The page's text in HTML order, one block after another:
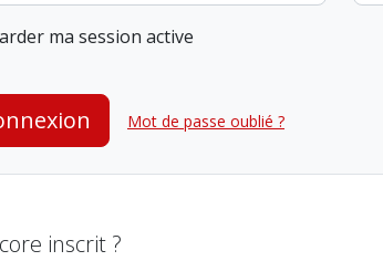
ma session active
Mot de passe oublié ?
inscrit ?